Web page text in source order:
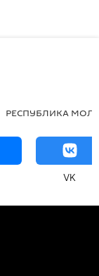
РЕСПУБЛИКА
VK